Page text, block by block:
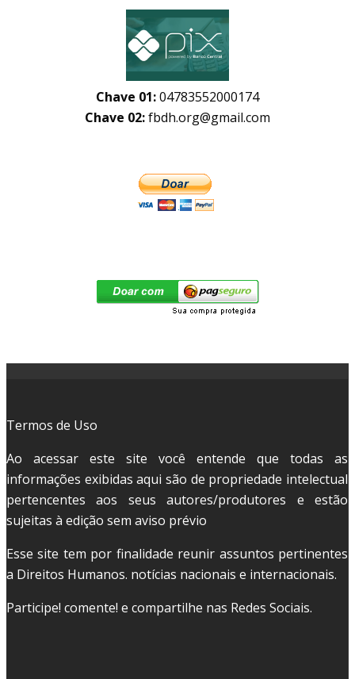
Chave 01:04783552000174
Chave 02:fbdh.org@gmail.com
Termos de Uso
Ao acessar este site você entende que todas as
informações exibidas aqui são de propriedade intelectual
pertencentes aos seus autores/produtores e estão
sujeitas à edição sem aviso prévio
Esse site tem por finalidade reunir assuntos pertinentes
a Direitos Humanos. notícias nacionais e internacionais.
Participe! comente! e compartilhe nas Redes Sociais.